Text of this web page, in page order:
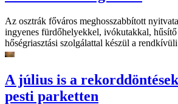
Az osztrák főváros meghosszabbított
ingyenes fürdőhelyekkel, ivókutakkal,
hőségriasztási szolgálattal készül a
A július is a
pesti parketten